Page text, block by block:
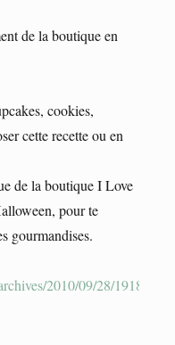
de la boutique en
cookies,
cette recette ou en
de la boutique I Love
pour te
gourmandises.
2010/09/28/